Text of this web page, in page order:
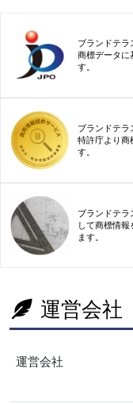
ブランドテ
商標データに
す。
ブランドテラ
特許庁より商
す。
ブランドテ
して商標情
ます。
運営会社
運営会社